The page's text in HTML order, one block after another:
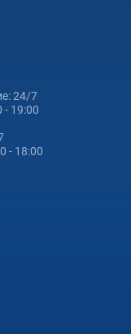
24/7
- 19:00
- 18:00